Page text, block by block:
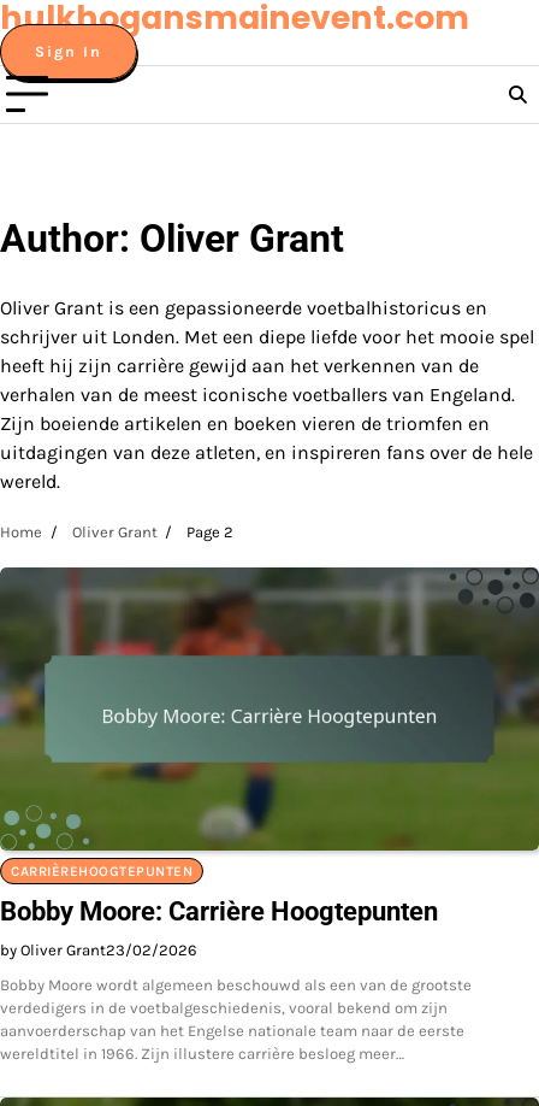
Skip
to
content
hulkhogansmainevent.com
Sign In
Author: Oliver Grant
Oliver Grant is een gepassioneerde voetbalhistoricus en
schrijver uit Londen. Met een diepe liefde voor het mooie spel
heeft hij zijn carrière gewijd aan het verkennen van de
verhalen van de meest iconische voetballers van Engeland.
Zijn boeiende artikelen en boeken vieren de triomfen en
uitdagingen van deze atleten, en inspireren fans over de hele
wereld.
Home Oliver Grant Page 2
CARRIÈREHOOGTEPUNTEN
Bobby Moore: Carrière Hoogtepunten
by Oliver Grant23/02/2026
Bobby Moore wordt algemeen beschouwd als een van de grootste
verdedigers in de voetbalgeschiedenis, vooral bekend om zijn
aanvoerderschap van het Engelse nationale team naar de eerste
wereldtitel in 1966. Zijn illustere carrière besloeg meer…